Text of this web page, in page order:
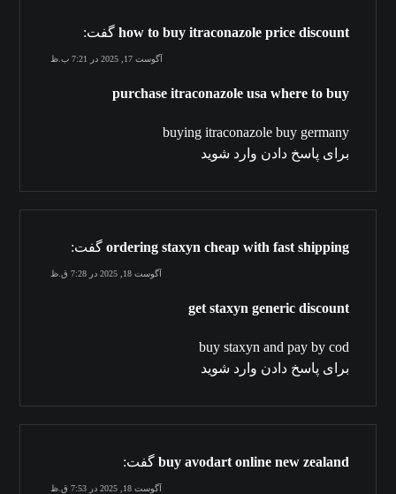
how to buy itraconazole price discount گفت:
آگوست 17, 2025 در 7:21 ب.ظ
purchase itraconazole usa where to buy
buying itraconazole buy germany
برای پاسخ دادن وارد شوید
ordering staxyn cheap with fast shipping گفت:
آگوست 18, 2025 در 7:28 ق.ظ
get staxyn generic discount
buy staxyn and pay by cod
برای پاسخ دادن وارد شوید
buy avodart online new zealand گفت:
آگوست 18, 2025 در 7:53 ق.ظ